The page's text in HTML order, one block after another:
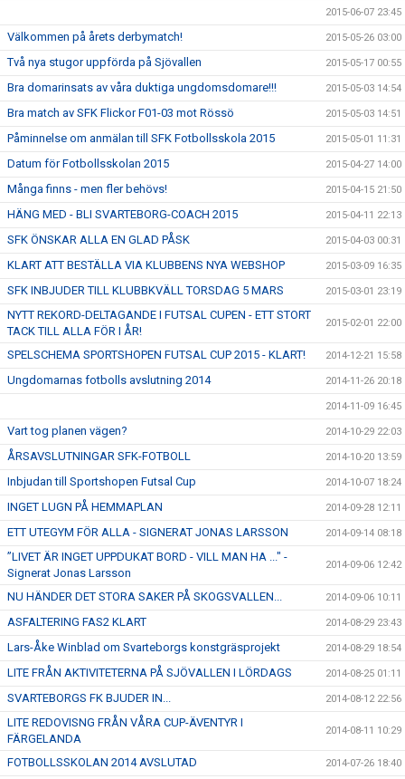
2015-06-07 23:45
Välkommen på årets derbymatch! 2015-05-26 03:00
Två nya stugor uppförda på Sjövallen 2015-05-17 00:55
Bra domarinsats av våra duktiga ungdomsdomare!!! 2015-05-03 14:54
Bra match av SFK Flickor F01-03 mot Rössö 2015-05-03 14:51
Påminnelse om anmälan till SFK Fotbollsskola 2015 2015-05-01 11:31
Datum för Fotbollsskolan 2015 2015-04-27 14:00
Många finns - men fler behövs! 2015-04-15 21:50
HÄNG MED - BLI SVARTEBORG-COACH 2015 2015-04-11 22:13
SFK ÖNSKAR ALLA EN GLAD PÅSK 2015-04-03 00:31
KLART ATT BESTÄLLA VIA KLUBBENS NYA WEBSHOP 2015-03-09 16:35
SFK INBJUDER TILL KLUBBKVÄLL TORSDAG 5 MARS 2015-03-01 23:19
NYTT REKORD-DELTAGANDE I FUTSAL CUPEN - ETT STORT
TACK TILL ALLA FÖR I ÅR!
2015-02-01 22:00
SPELSCHEMA SPORTSHOPEN FUTSAL CUP 2015 - KLART! 2014-12-21 15:58
Ungdomarnas fotbolls avslutning 2014 2014-11-26 20:18
2014-11-09 16:45
Vart tog planen vägen? 2014-10-29 22:03
ÅRSAVSLUTNINGAR SFK-FOTBOLL 2014-10-20 13:59
Inbjudan till Sportshopen Futsal Cup 2014-10-07 18:24
INGET LUGN PÅ HEMMAPLAN 2014-09-28 12:11
ETT UTEGYM FÖR ALLA - SIGNERAT JONAS LARSSON 2014-09-14 08:18
”LIVET ÄR INGET UPPDUKAT BORD - VILL MAN HA ..." -
Signerat Jonas Larsson
2014-09-06 12:42
NU HÄNDER DET STORA SAKER PÅ SKOGSVALLEN... 2014-09-06 10:11
ASFALTERING FAS2 KLART 2014-08-29 23:43
Lars-Åke Winblad om Svarteborgs konstgräsprojekt 2014-08-29 18:54
LITE FRÅN AKTIVITETERNA PÅ SJÖVALLEN I LÖRDAGS 2014-08-25 01:11
SVARTEBORGS FK BJUDER IN... 2014-08-12 22:56
LITE REDOVISNG FRÅN VÅRA CUP-ÄVENTYR I
FÄRGELANDA
2014-08-11 10:29
FOTBOLLSSKOLAN 2014 AVSLUTAD 2014-07-26 18:40